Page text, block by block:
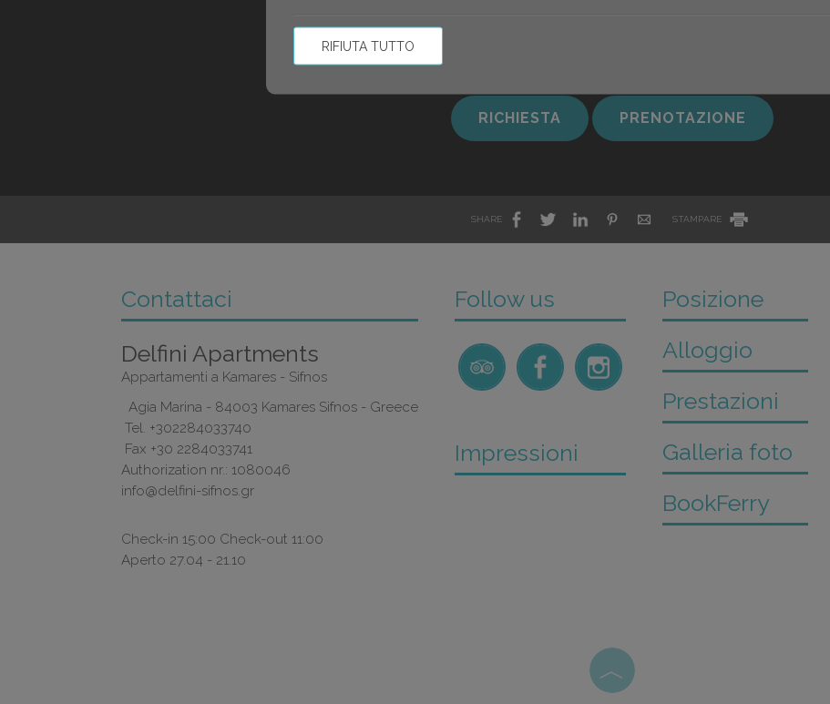
Fare una prenotazione
RICHIESTA PRENOTAZIONE
SHARE STAMPARE
Contattaci
Delfini Apartments
Appartamenti a Kamares - Sifnos
Agia Marina - 84003 Kamares Sifnos - Greece
Tel. +302284033740
Fax +30 2284033741
Authorization nr.: 1080046
info@delfini-sifnos.gr
Check-in 15:00 Check-out 11:00
Aperto 27.04 - 21.10
Follow us
Impressioni
Posizione
Alloggio
Prestazioni
Galleria foto
BookFerry
︿
RIFIUTA TUTTO